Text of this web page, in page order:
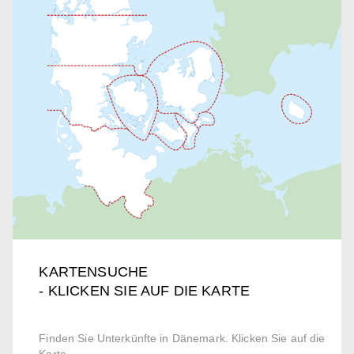
KARTENSUCHE
- KLICKEN SIE AUF DIE KARTE
Finden Sie Unterkünfte in Dänemark. Klicken Sie auf die